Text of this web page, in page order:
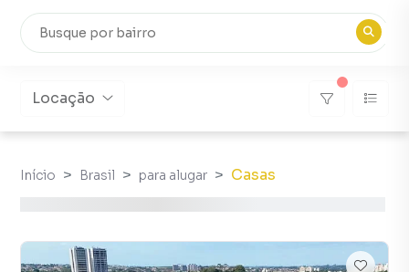
Locação
Início Brasil para alugar Casas